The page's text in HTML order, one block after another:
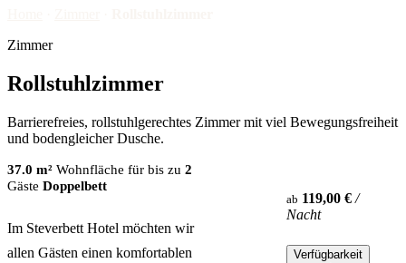
Zimmer
Rollstuhlzimmer
Barrierefreies, rollstuhlgerechtes Zimmer mit viel Bewegungsfreiheit
und bodengleicher Dusche.
37.0 m² Wohnfläche für bis zu 2
Gäste Doppelbett
Im Steverbett Hotel möchten wir
allen Gästen einen komfortablen
ab 119,00 € /
Nacht
Verfügbarkeit